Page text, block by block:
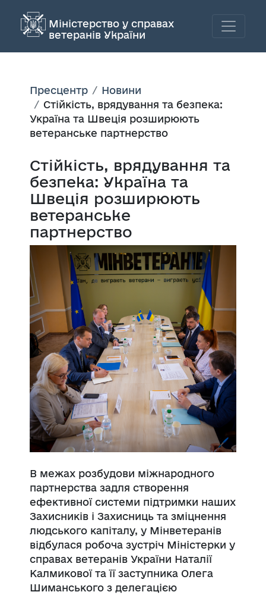
Міністерство у справах
ветеранів України
Пресцентр
Новини
Стійкість, врядування та безпека:
Україна та Швеція розширюють
ветеранське партнерство
Стійкість, врядування та
безпека: Україна та
Швеція розширюють
ветеранське
партнерство
В межах розбудови міжнародного
партнерства задля створення
ефективної системи підтримки наших
Захисників і Захисниць та зміцнення
людського капіталу, у Мінветеранів
відбулася робоча зустріч Міністерки у
справах ветеранів України Наталії
Калмикової та її заступника Олега
Шиманського з делегацією